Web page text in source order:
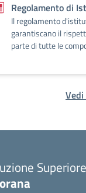
Regolamento di
Il regolamento
garantiscano il
parte di tutte le
Superiore